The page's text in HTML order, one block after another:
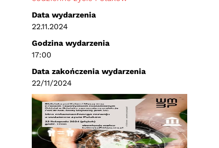
Data wydarzenia
22.11.2024
Godzina wydarzenia
17:00
Data zakończenia wydarzenia
22/11/2024